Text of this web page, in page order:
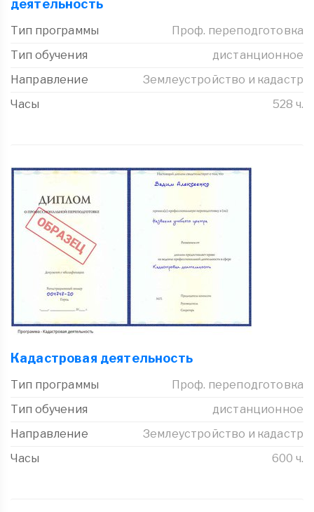
деятельность
Тип программы
Проф. переподготовка
Тип обучения
дистанционное
Направление
Землеустройство и кадастр
Часы
528 ч.
Кадастровая деятельность
Тип программы
Проф. переподготовка
Тип обучения
дистанционное
Направление
Землеустройство и кадастр
Часы
600 ч.